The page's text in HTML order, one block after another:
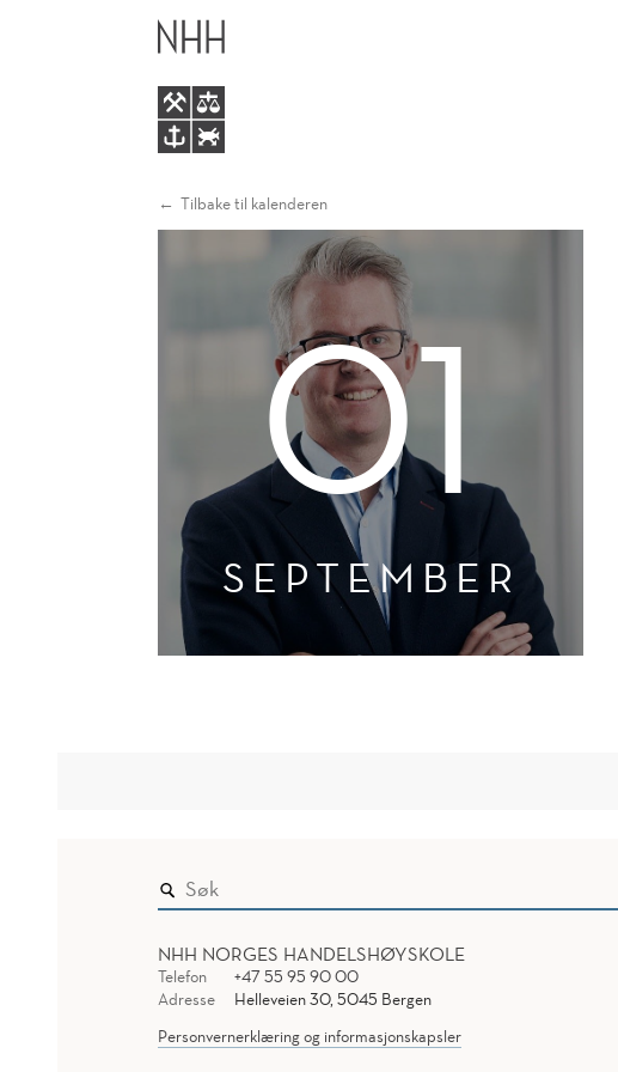
Tilbake til kalenderen
01
SEPTEMBER
NHH NORGES HANDELSHØYSKOLE
Telefon
+47 55 95 90 00
Adresse
Helleveien 30, 5045 Bergen
Personvernerklæring og informasjonskapsler